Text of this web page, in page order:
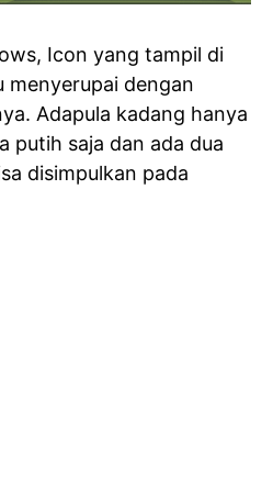
Icon yang tampil di
menyerupai dengan
Adapula kadang hanya
putih saja dan ada dua
disimpulkan pada